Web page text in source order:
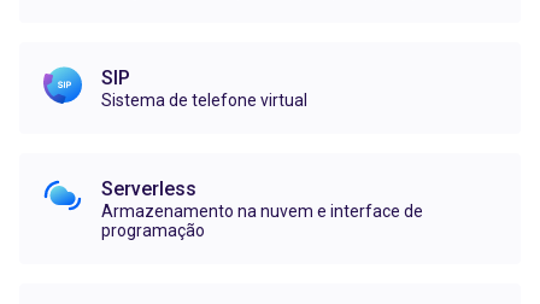
SIP
Sistema de telefone virtual
Serverless
Armazenamento na nuvem e interface de
programação